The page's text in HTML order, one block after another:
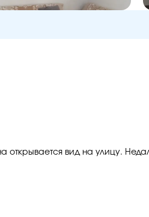
открывается вид на улицу.